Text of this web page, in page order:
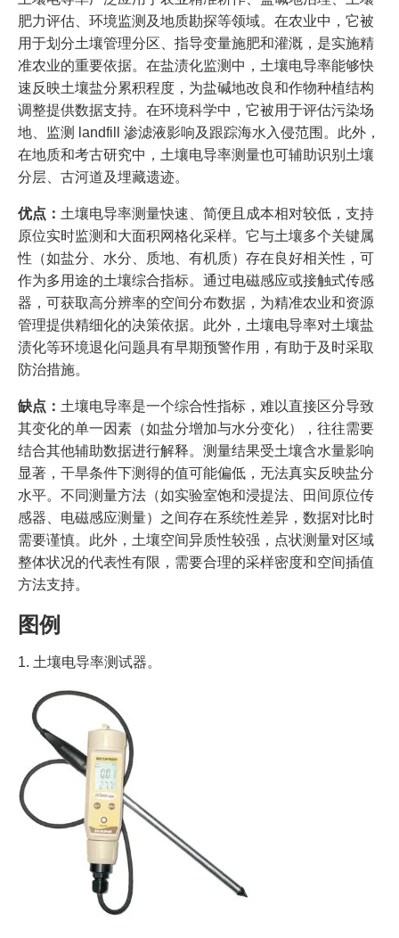
肥力评估、环境监测及地质勘探等领域。在农业中，它被
用于划分土壤管理分区、指导变量施肥和灌溉，是实施精
准农业的重要依据。在盐渍化监测中，土壤电导率能够快
速反映土壤盐分累积程度，为盐碱地改良和作物种植结构
调整提供数据支持。在环境科学中，它被用于评估污染场
地、监测 landfill 渗滤液影响及跟踪海水入侵范围。此外，
在地质和考古研究中，土壤电导率测量也可辅助识别土壤
分层、古河道及埋藏遗迹。
优点： 土壤电导率测量快速、简便且成本相对较低，支持
原位实时监测和大面积网格化采样。它与土壤多个关键属
性（如盐分、水分、质地、有机质）存在良好相关性，可
作为多用途的土壤综合指标。通过电磁感应或接触式传感
器，可获取高分辨率的空间分布数据，为精准农业和资源
管理提供精细化的决策依据。此外，土壤电导率对土壤盐
渍化等环境退化问题具有早期预警作用，有助于及时采取
防治措施。
缺点： 土壤电导率是一个综合性指标，难以直接区分导致
其变化的单一因素（如盐分增加与水分变化），往往需要
结合其他辅助数据进行解释。测量结果受土壤含水量影响
显著，干旱条件下测得的值可能偏低，无法真实反映盐分
水平。不同测量方法（如实验室饱和浸提法、田间原位传
感器、电磁感应测量）之间存在系统性差异，数据对比时
需要谨慎。此外，土壤空间异质性较强，点状测量对区域
整体状况的代表性有限，需要合理的采样密度和空间插值
方法支持。
图例
1. 土壤电导率测试器。